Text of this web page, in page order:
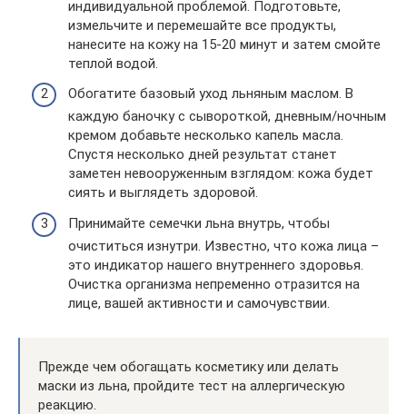
индивидуальной проблемой. Подготовьте,
измельчите и перемешайте все продукты,
нанесите на кожу на 15-20 минут и затем смойте
теплой водой.
Обогатите базовый уход льняным маслом. В
каждую баночку с сывороткой, дневным/ночным
кремом добавьте несколько капель масла.
Спустя несколько дней результат станет
заметен невооруженным взглядом: кожа будет
сиять и выглядеть здоровой.
Принимайте семечки льна внутрь, чтобы
очиститься изнутри. Известно, что кожа лица –
это индикатор нашего внутреннего здоровья.
Очистка организма непременно отразится на
лице, вашей активности и самочувствии.
Прежде чем обогащать косметику или делать
маски из льна, пройдите тест на аллергическую
реакцию.